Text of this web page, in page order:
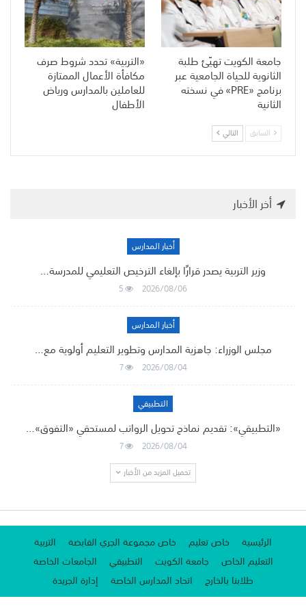
جامعة الكويت تهيّئ طلبة
الثانوية للحياة الجامعية عبر
برنامج «PRE» في نسخته
الثانية
«التربية» تحدد شروط صرف
مكافأة الأعمال الممتازة
للعاملين بالمدارس ورياض
الأطفال
السابق التالي
أخر الأخبار
أخبار المدارس
وزير التربية يصدر قرارًا بإلغاء الترخيص التعليمي للمدرسة…
2026/08/06
5
أخبار المدارس
مجلس الوزراء: جاهزية المدارس وتطوير التعليم أولوية مع…
2026/08/04
7
التطبيقي
«التطبيقي»: تقديم نماذج تحويل الرواتب لمستحقي «التفوق»…
2026/08/04
7
تحميل المزيد من الأخبار
الرئيسية خاص تعليم خاص مجموعة الجري القابضة
التربية
التعليم الخاص
جامعة الكويت التطبيقي
الجامعات الخاصة
طلابنا بالخارج
اتحاد المدارس الخاصة إدارة الجريدة